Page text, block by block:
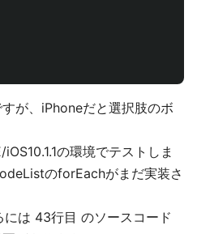
が、iPhoneだと選択肢のボ
の環境でテストしま
のforEachがまだ実装さ
は 43行目 のソースコード